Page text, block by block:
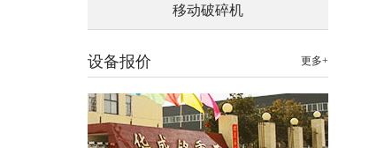
移动破碎机
更多+
设备报价